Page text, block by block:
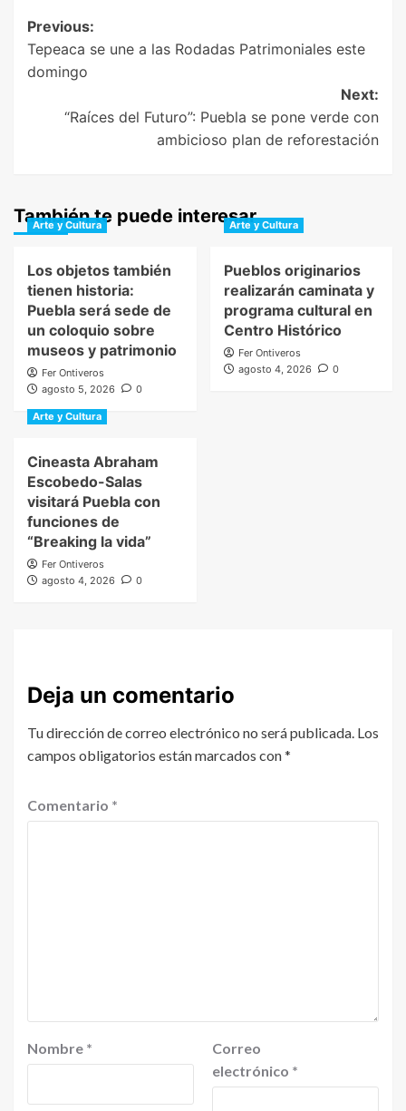
Post
navigation
Previous:
Tepeaca se une a las Rodadas Patrimoniales este
domingo
Next:
“Raíces del Futuro”: Puebla se pone verde con
ambicioso plan de reforestación
También te puede interesar
Arte y Cultura
Los objetos también
tienen historia:
Puebla será sede de
un coloquio sobre
museos y patrimonio
Fer Ontiveros
agosto 5, 2026
0
Arte y Cultura
Pueblos originarios
realizarán caminata y
programa cultural en
Centro Histórico
Fer Ontiveros
agosto 4, 2026
0
Arte y Cultura
Cineasta Abraham
Escobedo-Salas
visitará Puebla con
funciones de
“Breaking la vida”
Fer Ontiveros
agosto 4, 2026
0
Deja un comentario
Tu dirección de correo electrónico no será publicada. Los
campos obligatorios están marcados con*
Comentario *
Nombre *
Correo
electrónico *